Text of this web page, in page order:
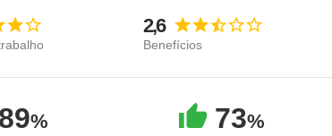
2,6
Benefícios
% 73%